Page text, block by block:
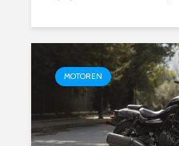
MOTOREN